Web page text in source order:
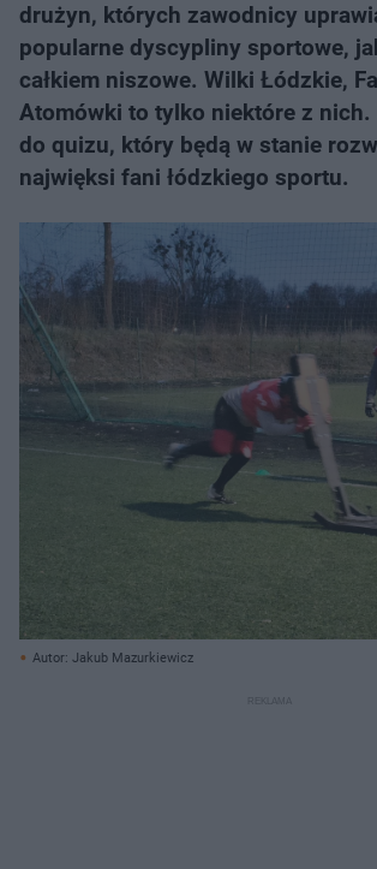
drużyn, których zawodnicy
popularne dyscypliny sportowe,
całkiem niszowe. Wilki Łódzkie,
Atomówki to tylko niektóre z nich.
do quizu, który będą w stanie
najwięksi fani łódzkiego sportu.
Autor: Jakub Mazurkiewicz